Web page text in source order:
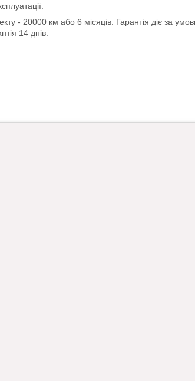
- 20000 км або 6 місяців. Гарантія діє за
14 днів.